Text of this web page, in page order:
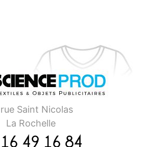
Saint Nicolas
La Rochelle
49 16 84